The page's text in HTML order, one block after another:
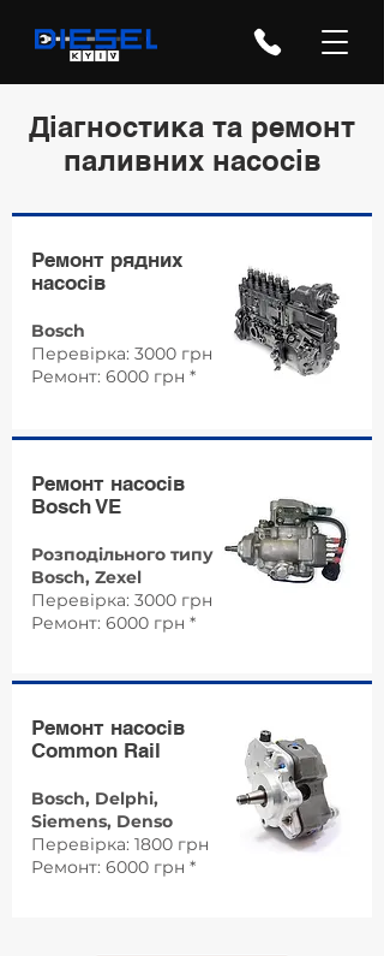
Діагностика та ремонт
паливних насосів
Ремонт рядних
насосів
Bosch
Перевірка: 3000 грн
Ремонт: 6000 грн *
Ремонт насосів
Bosch VE
Розподільного типу
Bosch, Zexel
Перевірка: 3000 грн
Ремонт: 6000 грн *
Ремонт насосів
Common Rail
Bosch, Delphi,
Siemens, Denso
Перевірка: 1800 грн
Ремонт: 6000 грн *